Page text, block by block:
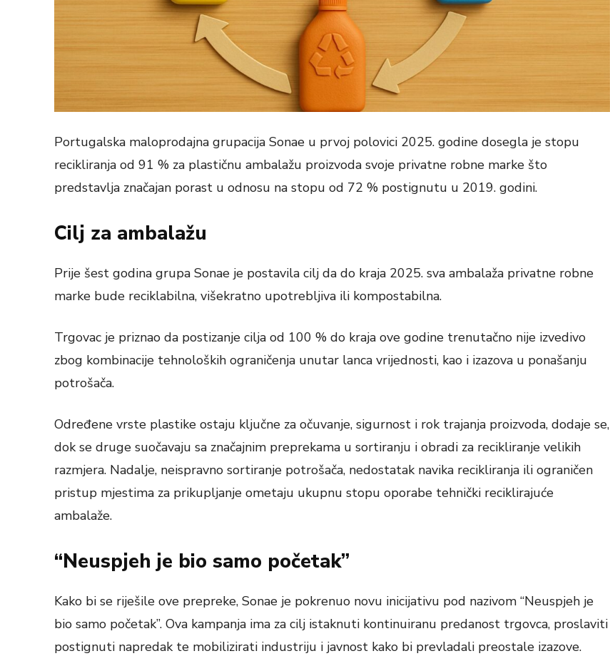
Portugalska maloprodajna grupacija Sonae u prvoj polovici 2025. godine dosegla je stopu
recikliranja od 91 % za plastičnu ambalažu proizvoda svoje privatne robne marke što
predstavlja značajan porast u odnosu na stopu od 72 % postignutu u 2019. godini.
Cilj za ambalažu
Prije šest godina grupa Sonae je postavila cilj da do kraja 2025. sva ambalaža privatne robne
marke bude reciklabilna, višekratno upotrebljiva ili kompostabilna.
Trgovac je priznao da postizanje cilja od 100 % do kraja ove godine trenutačno nije izvedivo
zbog kombinacije tehnoloških ograničenja unutar lanca vrijednosti, kao i izazova u ponašanju
potrošača.
Određene vrste plastike ostaju ključne za očuvanje, sigurnost i rok trajanja proizvoda, dodaje se,
dok se druge suočavaju sa značajnim preprekama u sortiranju i obradi za recikliranje velikih
razmjera. Nadalje, neispravno sortiranje potrošača, nedostatak navika recikliranja ili ograničen
pristup mjestima za prikupljanje ometaju ukupnu stopu oporabe tehnički reciklirajuće
ambalaže.
“Neuspjeh je bio samo početak”
Kako bi se riješile ove prepreke, Sonae je pokrenuo novu inicijativu pod nazivom “Neuspjeh je
bio samo početak”. Ova kampanja ima za cilj istaknuti kontinuiranu predanost trgovca, proslaviti
postignuti napredak te mobilizirati industriju i javnost kako bi prevladali preostale izazove.